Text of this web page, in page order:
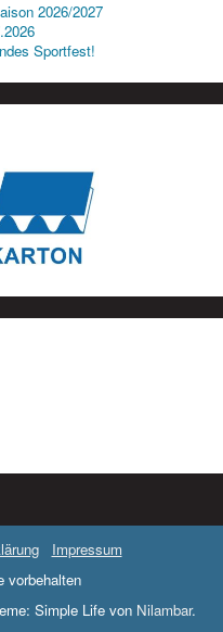
2026/2027
Sportfest!
Impressum
vorbehalten
Simple Life von Nilambar.